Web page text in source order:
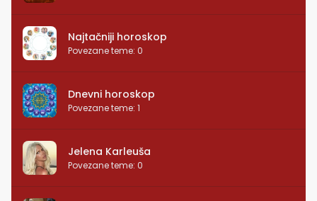
Najtačniji horoskop
Povezane teme: 0
Dnevni horoskop
Povezane teme: 1
Jelena Karleuša
Povezane teme: 0